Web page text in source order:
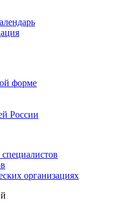
форме
России
организациях